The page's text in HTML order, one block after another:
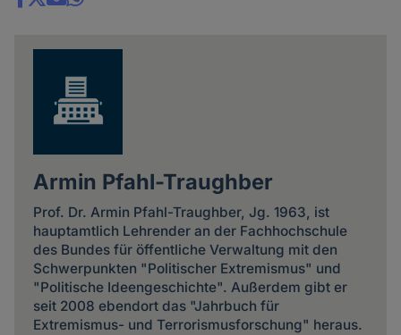
Share
Armin Pfahl-Traughber
Prof. Dr. Armin Pfahl-Traughber, Jg. 1963, ist
hauptamtlich Lehrender an der Fachhochschule
des Bundes für öffentliche Verwaltung mit den
Schwerpunkten "Politischer Extremismus" und
"Politische Ideengeschichte". Außerdem gibt er
seit 2008 ebendort das "Jahrbuch für
Extremismus- und Terrorismusforschung" heraus.